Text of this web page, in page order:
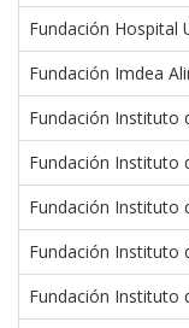
Fundación Hospital
Fundación Imdea
Fundación Instituto
Fundación Instituto
Fundación Instituto
Fundación Instituto
Fundación Instituto